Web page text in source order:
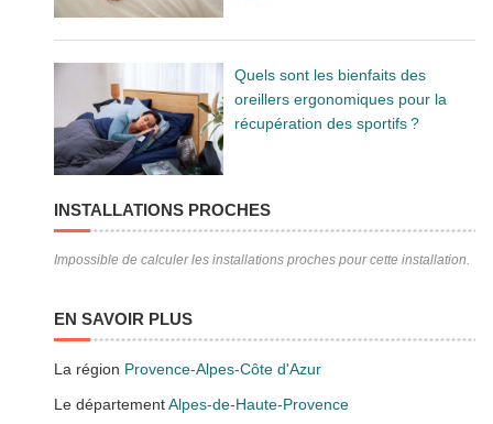
Quels sont les bienfaits des
oreillers ergonomiques pour la
récupération des sportifs ?
INSTALLATIONS PROCHES
Impossible de calculer les installations proches pour cette installation.
EN SAVOIR PLUS
La région Provence-Alpes-Côte d'Azur
Le départementAlpes-de-Haute-Provence